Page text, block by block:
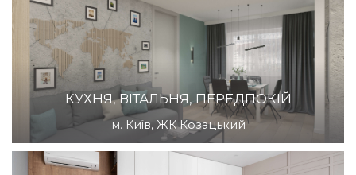
КУХНЯ, ВІТАЛЬНЯ, ПЕРЕДПОКІЙ
м. Київ, ЖК Козацький